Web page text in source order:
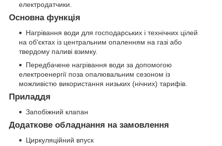
електродатчики.
Основна функція
Нагрівання води для господарських і технічних цілей
на об'єктах із центральним опаленням на газі або
твердому паливі взимку.
Передбачене нагрівання води за допомогою
електроенергії поза опалювальним сезоном із
можливістю використання низьких (нічних) тарифів.
Приладдя
Запобіжний клапан
Додаткове обладнання на замовлення
Циркуляційний впуск